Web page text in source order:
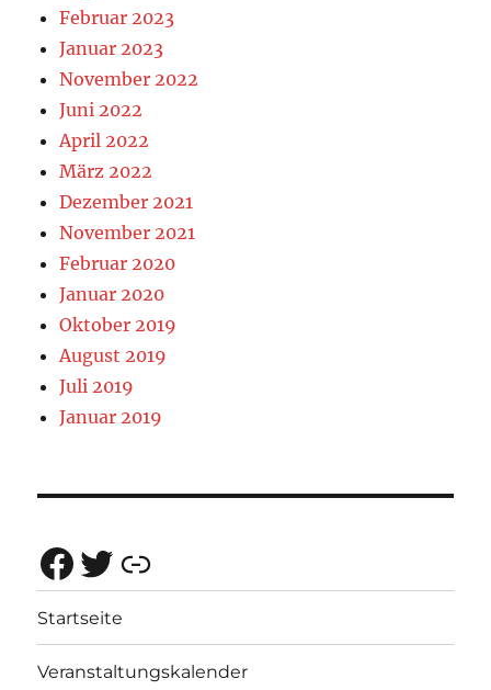
Februar 2023
Januar 2023
November 2022
Juni 2022
April 2022
März 2022
Dezember 2021
November 2021
Februar 2020
Januar 2020
Oktober 2019
August 2019
Juli 2019
Januar 2019
Facebook
Twitter
Rotes Netz Bayern
Startseite
Veranstaltungskalender